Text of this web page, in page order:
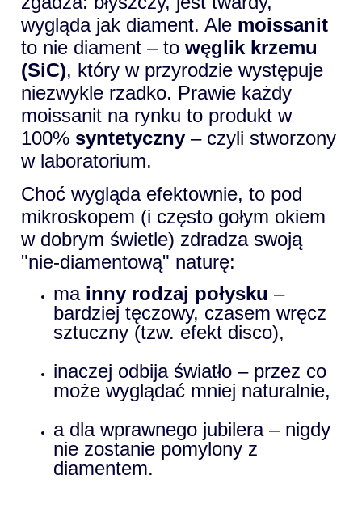
wygląda jak diament. Ale moissanit
to nie diament – to węglik krzemu
(SiC), który w przyrodzie występuje
niezwykle rzadko. Prawie każdy
moissanit na rynku to produkt w
100% syntetyczny – czyli stworzony
w laboratorium.
Choć wygląda efektownie, to pod
mikroskopem (i często gołym okiem
w dobrym świetle) zdradza swoją
"nie-diamentową" naturę:
ma inny rodzaj połysku –
bardziej tęczowy, czasem wręcz
sztuczny (tzw. efekt disco),
inaczej odbija światło – przez co
może wyglądać mniej naturalnie,
a dla wprawnego jubilera – nigdy
nie zostanie pomylony z
diamentem.